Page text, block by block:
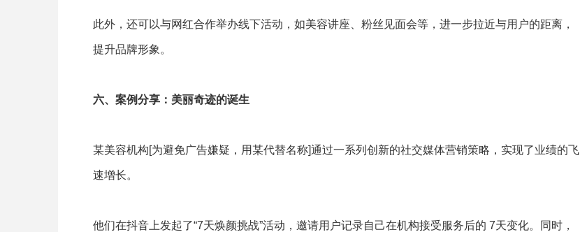
此外，还可以与网红合作举办线下活动，如美容讲座、粉丝见面会等，进一步拉近与用户的距离，
提升品牌形象。
六、案例分享：美丽奇迹的诞生
某美容机构[为避免广告嫌疑，用某代替名称]通过一系列创新的社交媒体营销策略，实现了业绩的飞
速增长。
他们在抖音上发起了“7天焕颜挑战”活动，邀请用户记录自己在机构接受服务后的 7天变化。同时，